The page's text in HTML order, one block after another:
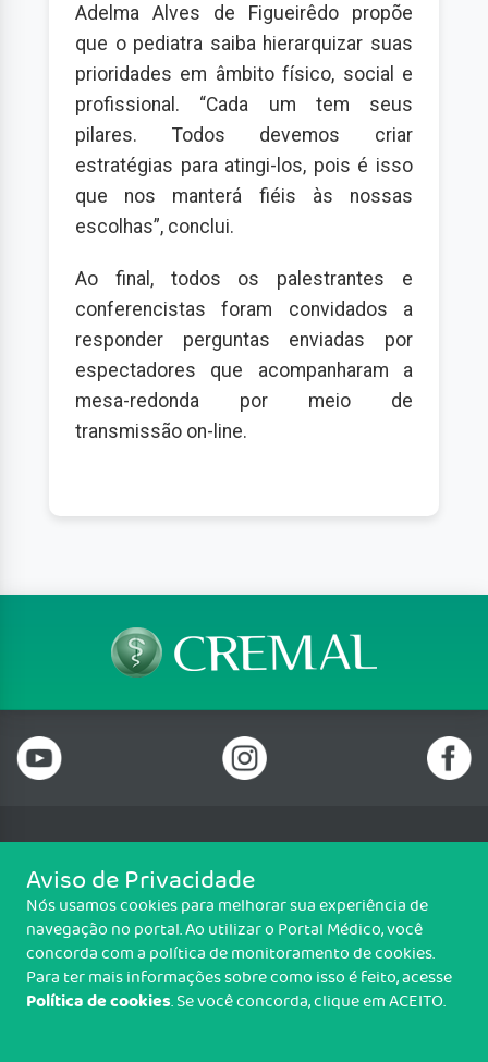
Adelma Alves de Figueirêdo propõe
que o pediatra saiba hierarquizar suas
prioridades em âmbito físico, social e
profissional. “Cada um tem seus
pilares. Todos devemos criar
estratégias para atingi-los, pois é isso
que nos manterá fiéis às nossas
escolhas”, conclui.
Ao final, todos os palestrantes e
conferencistas foram convidados a
responder perguntas enviadas por
espectadores que acompanharam a
mesa-redonda por meio de
transmissão on-line.
Telefone: (82) 3036 3800
Email: faleconosco@crmal.org.br
Av. Durval de Góes Monteiro, 5132 - Tabuleiro do Martins Maceió - AL,
57062-830
Funcionamento de seg. a sex., 8h às 17h
Copyright CREMAL. Todos os direitos reservados.
Aviso de Privacidade
Nós usamos cookies para melhorar sua experiência de
navegação no portal. Ao utilizar o Portal Médico, você
concorda com a política de monitoramento de cookies.
Para ter mais informações sobre como isso é feito, acesse
Política de cookies. Se você concorda, clique em ACEITO.